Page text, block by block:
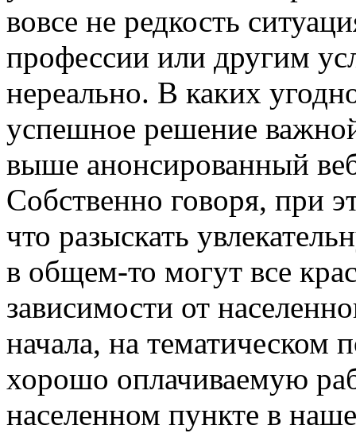
вовсе не редкость
профессии или другим
нереально. В каких
успешное решение важной
выше анонсированный
Собственно говоря, при
что разыскать
в общем-то могут все
зависимости от
начала, на тематическом
хорошо оплачиваемую
населенном пункте в